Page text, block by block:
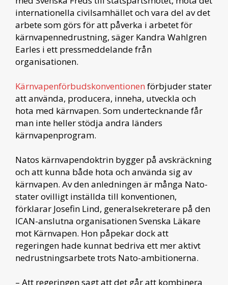
internationella civilsamhället och vara del av det
arbete som görs för att påverka i arbetet för
kärnvapennedrustning, säger Kandra Wahlgren
Earles i ett pressmeddelande från
organisationen.
Kärnvapenförbudskonventionen förbjuder stater
att använda, producera, inneha, utveckla och
hota med kärnvapen. Som undertecknande får
man inte heller stödja andra länders
kärnvapenprogram.
Natos kärnvapendoktrin bygger på avskräckning
och att kunna både hota och använda sig av
kärnvapen. Av den anledningen är många Nato-
stater ovilligt inställda till konventionen,
förklarar Josefin Lind, generalsekreterare på den
ICAN-anslutna organisationen Svenska Läkare
mot Kärnvapen. Hon påpekar dock att
regeringen hade kunnat bedriva ett mer aktivt
nedrustningsarbete trots Nato-ambitionerna.
– Att regeringen sagt att det går att kombinera